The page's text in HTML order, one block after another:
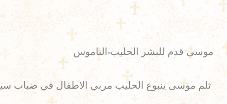
موسى قدم للبشر الحليب-الناموس
ثلم موسى ينبوع الحليب مربي الاطفال في ضباب